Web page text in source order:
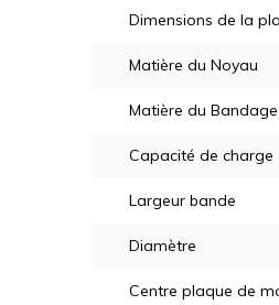
Dimensions de la
Matière du Noyau
Matière du Bandage
Capacité de charge
Largeur bande
Diamètre
Centre plaque de